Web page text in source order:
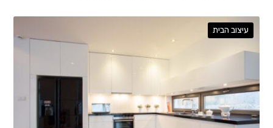
עיצוב הבית